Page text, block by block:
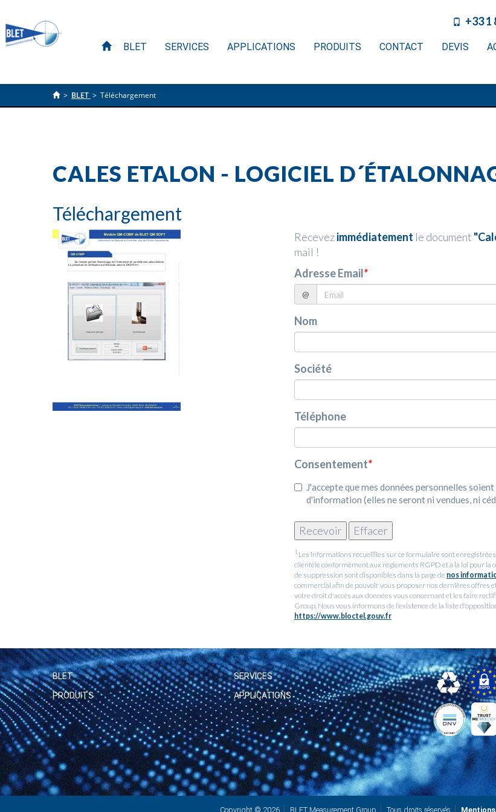
+33 1
BLET SERVICES APPLICATIONS PRODUITS CONTACT DEVIS
> BLET > Téléchargement
CALES ETALON - LOGICIEL
Téléchargement
Recevezimmédiatement le document
mail !
Adresse Email*
@
Nom
Société
Téléphone
Consentement*
J'accepte que mes données personnelles
d'information (elles ne seront ni vendues, ni
1 Les informations recueillies sur ce formulaire sont
clientèle conformément aux règlements RGPD et à la loi pour la
de suppression sont disponibles dans la page de nos
commercial afin de pouvoir vous proposer nos dernières offres
votre droit d'accès aux données vous concernant et les faire
Group. Nous vous informons de l'existence de la liste
https://www.bloctel.gouv.fr
BLET
PRODUITS
SERVICES
APPLICATIONS
Copyright © 2026 BLET Measurement Group Tous droits réservés